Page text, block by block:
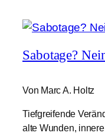
Sabotage?
Von Marc A. Holtz
Tiefgreifende
alte Wunden,